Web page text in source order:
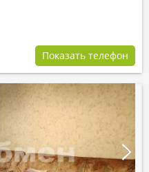
Показать телефон